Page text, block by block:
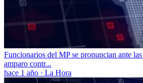
Funcionarios del MP se pronuncian ante
amparo contr...
hace 1 año · La Hora